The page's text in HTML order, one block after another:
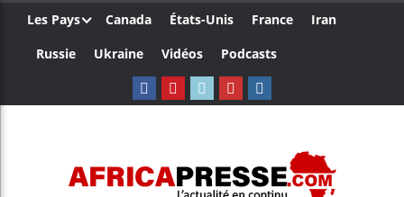
Les Pays Canada États-Unis France
Iran
Russie
Ukraine Vidéos Podcasts